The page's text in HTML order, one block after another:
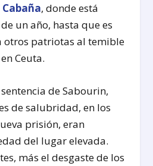
, donde está
un año, hasta que es
otros patriotas al temible
Ceuta.
de Sabourin,
de salubridad, en los
prisión, eran
del lugar elevada.
más el desgaste de los